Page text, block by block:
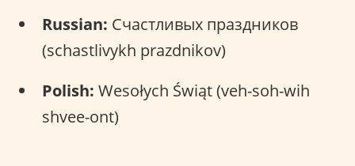
Russian: Счастливых праздников
(schastlivykh prazdnikov)
Polish: Wesołych Świąt (veh-soh-wih
shvee-ont)